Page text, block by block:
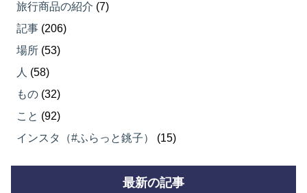
旅行商品の紹介 (7)
記事 (206)
場所 (53)
人 (58)
もの (32)
こと (92)
インスタ（#ふらっと銚子）
(15)
最新の記事